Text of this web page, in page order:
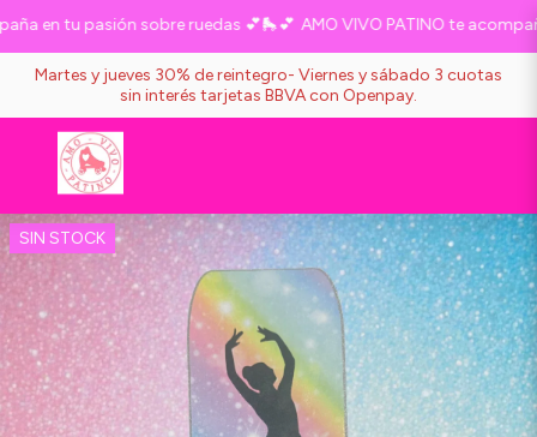
en tu pasión sobre ruedas 💕🛼💕 AMO VIVO PATINO te
Martes y jueves 30% de reintegro- Viernes y sábado 3 cuotas
sin interés tarjetas BBVA con Openpay.
SIN STOCK